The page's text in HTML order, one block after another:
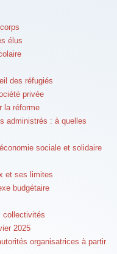
élus
des réfugiés
privée
la réforme
administrés : à quelles
sociale et solidaire
et ses limites
budgétaire
collectivités
2025
organisatrices à partir